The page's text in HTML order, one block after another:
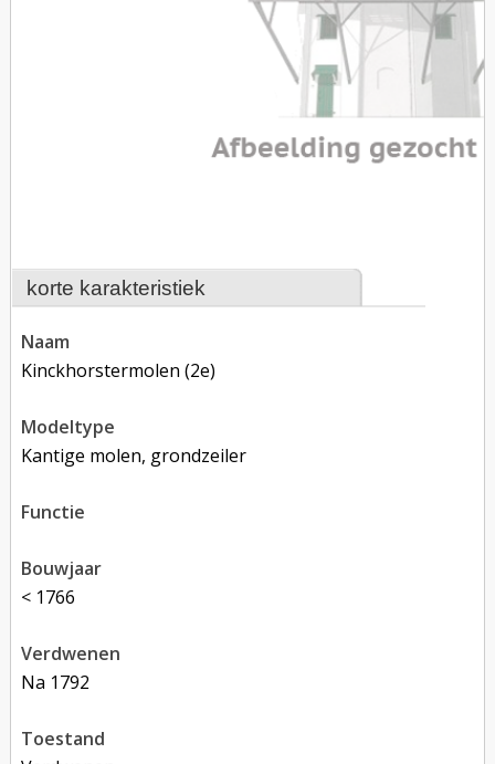
korte karakteristiek
naam
Kinckhorstermolen (2e)
modeltype
Kantige molen, grondzeiler
functie
bouwjaar
< 1766
verdwenen
na 1792
toestand